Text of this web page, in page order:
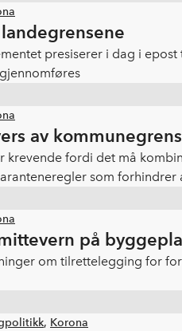
presiserer i dag i
av
krevende fordi det må
som
på
om tilrettelegging for
, Korona